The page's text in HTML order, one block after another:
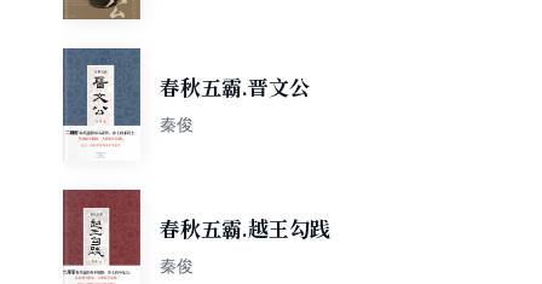
春秋五霸.晋文公
秦俊
春秋五霸.越王勾践
秦俊